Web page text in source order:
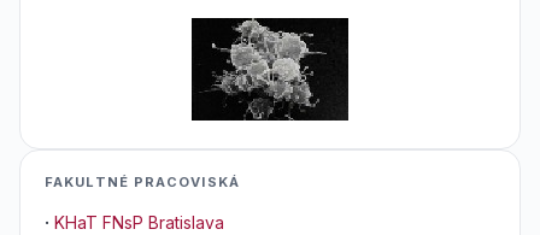
FAKULTNÉ PRACOVISKÁ
· KHaT FNsP Bratislava